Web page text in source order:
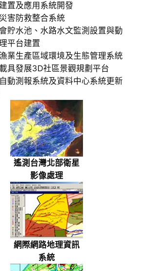
置及應用系統開發
害防救整合系統
貯水池、水路水文監測設置與動
平台建置
業生產區域環境及生態管理系統
具發展3D社區景觀規劃平台
動測報系統及資料中心系統更新
遙測 台灣北部衛星
影像處理
網際網路地理資訊
系統